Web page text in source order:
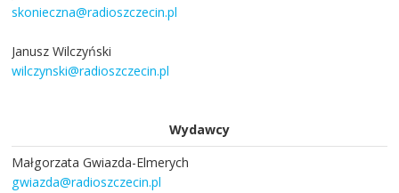
skonieczna@radioszczecin.pl
Janusz Wilczyński
wilczynski@radioszczecin.pl
Wydawcy
Małgorzata Gwiazda-Elmerych
gwiazda@radioszczecin.pl